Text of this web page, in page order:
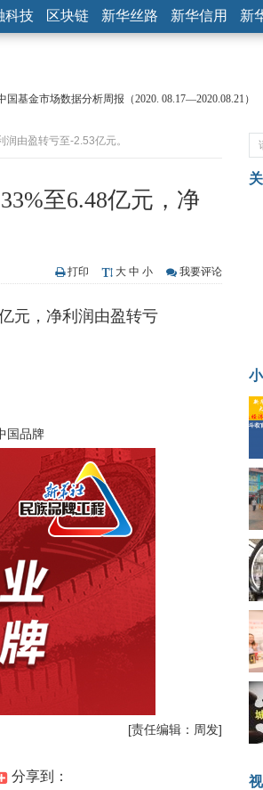
科技 区块链 新华丝路 新华信用 新
国基金市场数据分析周报（2020. 08.17—2020.08.21）
情下的香港零售业如何浴火重生？
国基金市场数据分析周报（2020. 07.27—2020.07.31）
查】同业存单、结构性存款玩起“跷跷板” 结构性失衡藏
两日涨逾3% 沪银及两粕涨势喜人
斗收官之星发射成功，全产业链解析
由盈转亏至-2.53亿元。
至6.48亿元，净
打印 大 中 小 我要评论
元，净利润由盈转亏
国品牌
[责任编辑：周发]
分享到：